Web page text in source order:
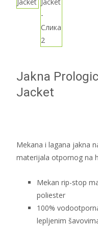
Jakna
Jacket
Mekana i lagana jakna
materijala otpornog na
Mekan rip-stop
poliester
100%
lepljenim